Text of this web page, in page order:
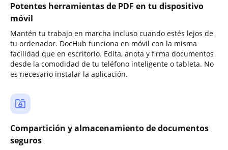
Potentes herramientas de PDF en tu dispositivo
móvil
Mantén tu trabajo en marcha incluso cuando estés lejos de
tu ordenador. DocHub funciona en móvil con la misma
facilidad que en escritorio. Edita, anota y firma documentos
desde la comodidad de tu teléfono inteligente o tableta. No
es necesario instalar la aplicación.
Compartición y almacenamiento de documentos
seguros